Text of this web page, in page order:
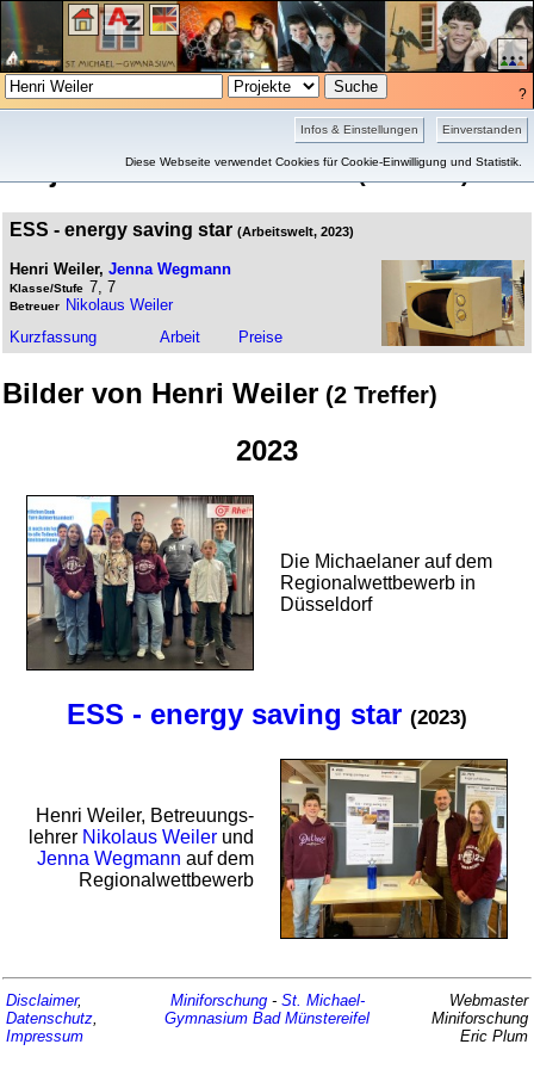
Einverstanden
Infos & Einstellungen
Diese Webseite verwendet Cookies für Cookie-Einwilligung und Statistik.
?
Projekte von Henri Weiler(1 Treffer)
ESS - energy saving star (Arbeitswelt, 2023)
Henri Weiler, Jenna Wegmann
Klasse/Stufe 7, 7
Betreuer
Nikolaus Weiler
Kurz­fassung
Arbeit Preise
Bilder von Henri Weiler (2 Treffer)
2023
Die Michaelaner auf dem
Regional­wett­bewerb in
Düsseldorf
ESS - energy saving star (2023)
Henri Weiler, Betreuungs­
lehrer Nikolaus Weiler und
Jenna Wegmann auf dem
Regional­wett­bewerb
Projekte Bilder
Disclaimer,
Datenschutz
Impressum
Miniforschung- St. Michael-
Gymnasium Bad Münstereifel
Webmaster
Miniforschung
Eric Plum